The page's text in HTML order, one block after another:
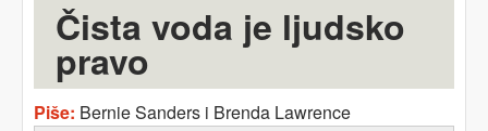
Čista voda je ljudsko
pravo
Piše: Bernie Sanders i Brenda Lawrence